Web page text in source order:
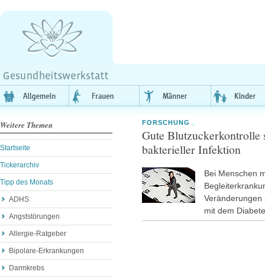
Weitere Themen
Startseite
Tickerarchiv
Tipp des Monats
ADHS
Angststörungen
Allergie-Ratgeber
Bipolare-Erkrankungen
Darmkrebs
FORSCHUNG ,
Gute
bakterieller Infektion
Bei Menschen
Veränderungen
mit dem